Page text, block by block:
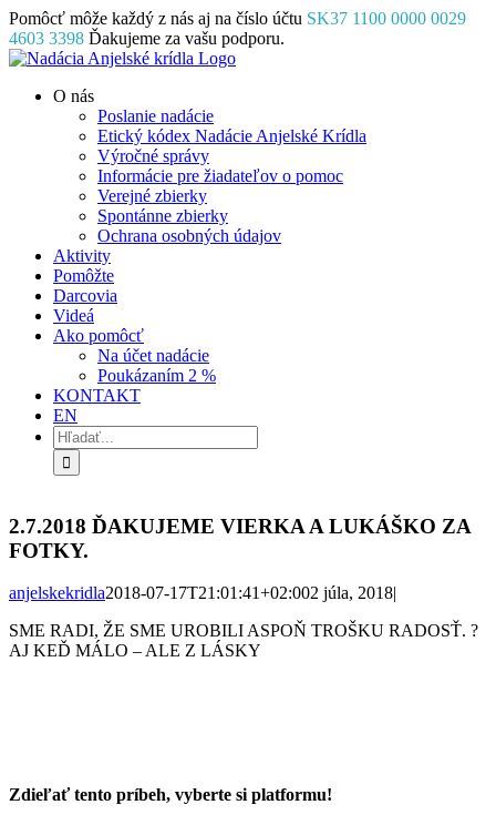
Skip
to
content
Pomôcť môže každý z nás aj na číslo účtu SK37 1100 0000 0029
4603 3398 Ďakujeme za vašu podporu.
Facebook
Instagram
YouTube
O nás
Poslanie nadácie
Etický kódex Nadácie Anjelské Krídla
Výročné správy
Informácie pre žiadateľov o pomoc
Verejné zbierky
Spontánne zbierky
Ochrana osobných údajov
Aktivity
Pomôžte
Darcovia
Videá
Ako pomôcť
Na účet nadácie
Poukázaním 2 %
KONTAKT
EN
Hľadať:
2.7.2018 ĎAKUJEME VIERKA A LUKÁŠKO ZA
FOTKY.
anjelskekridla2018-07-17T21:01:41+02:002 júla, 2018|
SME RADI, ŽE SME UROBILI ASPOŇ TROŠKU RADOSŤ. ?
AJ KEĎ MÁLO – ALE Z LÁSKY
Zdieľať tento príbeh, vyberte si platformu!